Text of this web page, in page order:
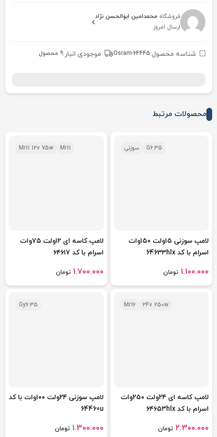
فروشگاه محمدامین ابوالحسن نژاد
ارسال امروز
شناسه محصول:Osram-64445 موجودی انبار:9 محصول
محصولات مرتبط
G6.35 سوزنی
لامپ سوزنی ۱۵ولت ۱۵۰وات
اسرام با کد 64633hlx
تومان1.100.000
Mr11
Mr11 12v 75w
لامپ کاسه ای ۱۲ولت ۷۵وات
اسرام با کد ۶۴۶۱۷
تومان1.700.000
24v 250w
Mr16
لامپ کاسه ای ۲۴ولت ۲۵۰وات
اسرام با کد ۶۴۶۵۳hlx
تومان2.300.000
Gy6.35
لامپ سوزنی ۲۴ولت ۱۰۰وات با کد
64460u
تومان1.300.000